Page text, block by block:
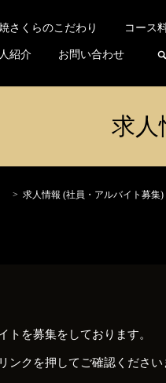
▼
さくらのこだわり コース
紹介 お問い合わせ
求人
求人情報 (社員・アルバイト募集)
トを募集をしております。
ンクを押してご確認ください